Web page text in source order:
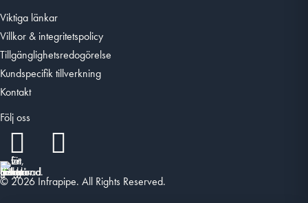
Viktiga länkar
Villkor & integritetspolicy
Tillgänglighetsredogörelse
Kundspecifik tillverkning
Kontakt
Följ oss
© 2026 Infrapipe. All Rights Reserved.